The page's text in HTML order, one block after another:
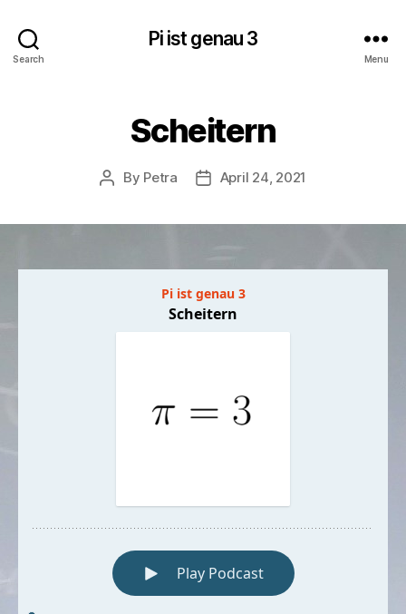
Search
Pi ist genau 3
Menu
Scheitern
Post
By Petra
PostApril 24, 2021